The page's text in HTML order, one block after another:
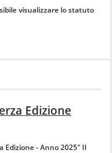
visualizzare lo statuto
Edizione
Edizione - Anno 2025" Il